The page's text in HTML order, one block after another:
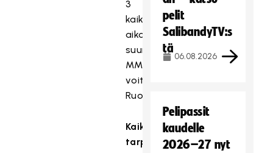
3
kaikkien
aikojen
suurimman
MM-
voittonsa
Ruotsista.
Kaikki
tarpeelliset
pelit
SalibandyTV:s
tä
06.08.2026
Pelipassit
kaudelle
2026–27 nyt